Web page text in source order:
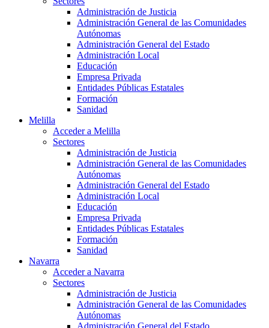
Administración de Justicia
Administración General de las Comunidades
Autónomas
Administración General del Estado
Administración Local
Educación
Empresa Privada
Entidades Públicas Estatales
Formación
Sanidad
Melilla
Acceder a Melilla
Sectores
Administración de Justicia
Administración General de las Comunidades
Autónomas
Administración General del Estado
Administración Local
Educación
Empresa Privada
Entidades Públicas Estatales
Formación
Sanidad
Navarra
Acceder a Navarra
Sectores
Administración de Justicia
Administración General de las Comunidades
Autónomas